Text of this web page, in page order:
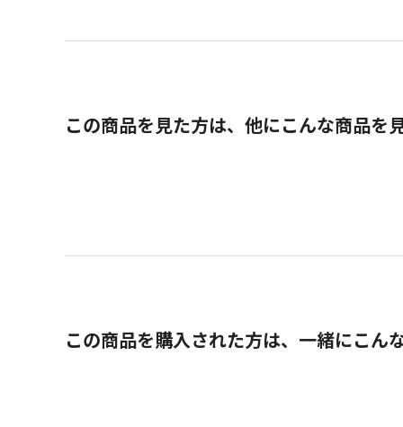
この商品を見た方は、他にこんな商品を
この商品を購入された方は、一緒にこん